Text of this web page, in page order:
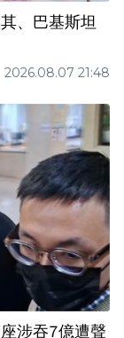
、巴基斯坦
2026.08.07 21:48
涉吞7億遭聲